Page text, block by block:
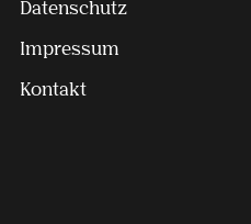
Datenschutz
Impressum
Kontakt